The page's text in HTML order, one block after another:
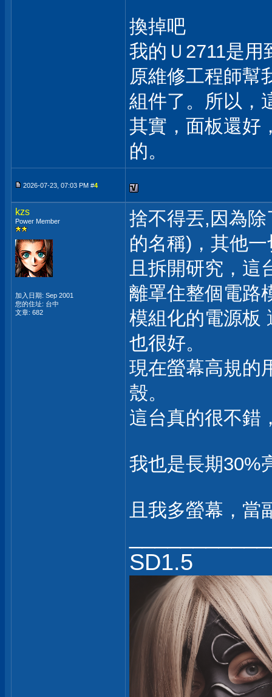
換掉吧
我的Ｕ2711是用
原維修工程師幫
組件了。所以，
其實，面板還好
的。
2026-07-23, 07:03 PM #4
kzs
Power Member
加入日期: Sep 2001
您的住址: 台中
文章: 682
捨不得丟,因為
的名稱)，其他
且拆開研究，這
離罩住整個電路
模組化的電源板
也很好。
現在螢幕高規的
殼。
這台真的很不錯
我也是長期30%
且我多螢幕，當
SD1.5